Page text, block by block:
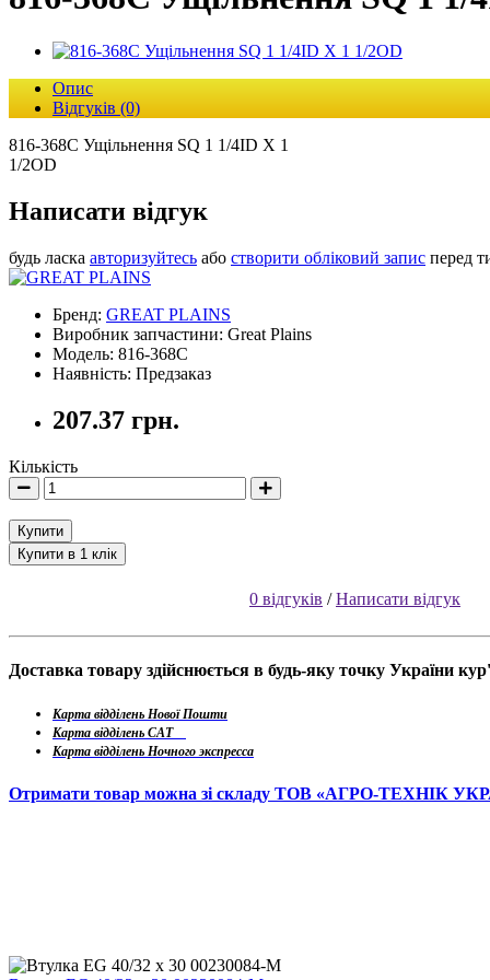
Опис
Відгуків (0)
816-368C Ущільнення SQ 1 1/4ID X 1
1/2OD
Написати відгук
будь ласка авторизуйтесь або створити обліковий запис перед
Бренд: GREAT PLAINS
Виробник запчастини: Great Plains
Модель: 816-368C
Наявність: Предзаказ
207.37 грн.
Кількість
Купити
Купити в 1 клік
0 відгуків /Написати відгук
Доставка товару здійснюється в будь-яку точку України
Карта відділень Нової Пошти
Карта відділень САТ
Карта відділень Ночного экспресса
Отримати товар можна зі складу ТОВ «АГРО-ТЕХНІК